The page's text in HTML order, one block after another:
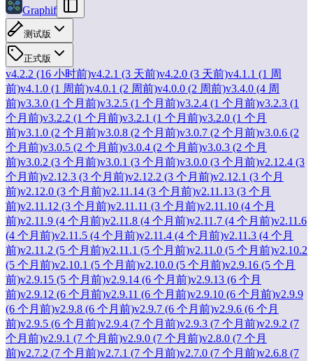
Graphif
测试版
正式版
v4.2.2 (16 小时前)v4.2.1 (3 天前)v4.2.0 (3 天前)v4.1.1 (1 周
前)v4.1.0 (1 周前)v4.0.1 (2 周前)v4.0.0 (2 周前)v3.4.0 (4 周
前)v3.3.0 (1 个月前)v3.2.5 (1 个月前)v3.2.4 (1 个月前)v3.2.3 (1
个月前)v3.2.2 (1 个月前)v3.2.1 (1 个月前)v3.2.0 (1 个月
前)v3.1.0 (2 个月前)v3.0.8 (2 个月前)v3.0.7 (2 个月前)v3.0.6 (2
个月前)v3.0.5 (2 个月前)v3.0.4 (2 个月前)v3.0.3 (2 个月
前)v3.0.2 (3 个月前)v3.0.1 (3 个月前)v3.0.0 (3 个月前)v2.12.4 (3
个月前)v2.12.3 (3 个月前)v2.12.2 (3 个月前)v2.12.1 (3 个月
前)v2.12.0 (3 个月前)v2.11.14 (3 个月前)v2.11.13 (3 个月
前)v2.11.12 (3 个月前)v2.11.11 (3 个月前)v2.11.10 (4 个月
前)v2.11.9 (4 个月前)v2.11.8 (4 个月前)v2.11.7 (4 个月前)v2.11.6
(4 个月前)v2.11.5 (4 个月前)v2.11.4 (4 个月前)v2.11.3 (4 个月
前)v2.11.2 (5 个月前)v2.11.1 (5 个月前)v2.11.0 (5 个月前)v2.10.2
(5 个月前)v2.10.1 (5 个月前)v2.10.0 (5 个月前)v2.9.16 (5 个月
前)v2.9.15 (5 个月前)v2.9.14 (6 个月前)v2.9.13 (6 个月
前)v2.9.12 (6 个月前)v2.9.11 (6 个月前)v2.9.10 (6 个月前)v2.9.9
(6 个月前)v2.9.8 (6 个月前)v2.9.7 (6 个月前)v2.9.6 (6 个月
前)v2.9.5 (6 个月前)v2.9.4 (7 个月前)v2.9.3 (7 个月前)v2.9.2 (7
个月前)v2.9.1 (7 个月前)v2.9.0 (7 个月前)v2.8.0 (7 个月
前)v2.7.2 (7 个月前)v2.7.1 (7 个月前)v2.7.0 (7 个月前)v2.6.8 (7